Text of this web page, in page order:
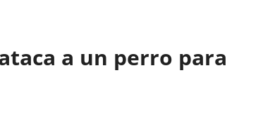
a un perro para